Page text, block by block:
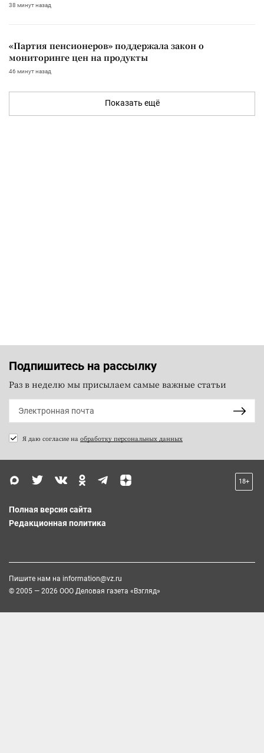
38 минут назад
«Партия пенсионеров» поддержала закон о
мониторинге цен на продукты
46 минут назад
Показать ещё
Подпишитесь на рассылку
Раз в неделю мы присылаем самые важные статьи
Я даю согласие на обработку персональных данных
18+
Полная версия сайта
Редакционная политика
Пишите нам на information@vz.ru
© 2005 — 2026 ООО Деловая газета «Взгляд»